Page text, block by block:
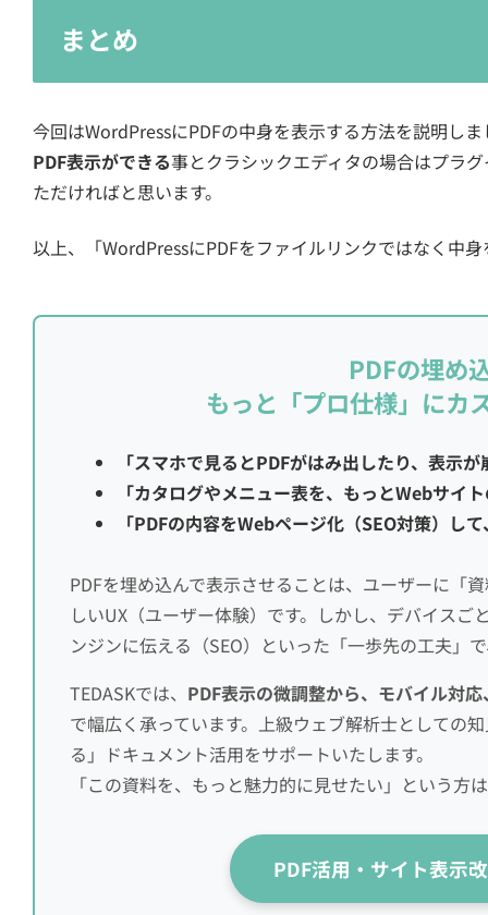
まとめ
今回はWordPressにPDFの中身を表示する方法を説明し
PDF表示ができる事とクラシックエディタの場合はプラ
ただければと思います。
以上、「WordPressにPDFをファイルリンクではなく中
PDFの埋め
もっと「プロ仕様」にカ
「スマホで見るとPDFがはみ出したり、表示
「カタログやメニュー表を、もっとWebサイ
「PDFの内容をWebページ化（SEO対策）し
PDFを埋め込んで表示させることは、ユーザーに「
しいUX（ユーザー体験）です。しかし、デバイス
ンジンに伝える（SEO）といった「一歩先の工夫」
TEDASKでは、 PDF表示の微調整から、モバイル対
で幅広く承っています。上級ウェブ解析士としての
る」ドキュメント活用をサポートいたします。
「この資料を、もっと魅力的に見せたい」という方
PDF活用・サイト表示